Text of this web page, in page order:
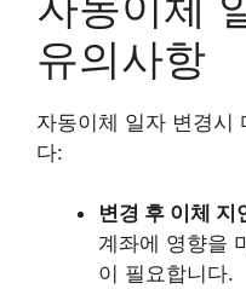
유의사항
자동이체 일자 변경시
다:
변경 후 이체 지
계좌에 영향을
이 필요합니다.